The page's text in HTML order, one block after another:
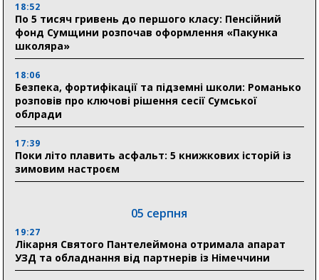
18:52
По 5 тисяч гривень до першого класу: Пенсійний
фонд Сумщини розпочав оформлення «Пакунка
школяра»
18:06
Безпека, фортифікації та підземні школи: Романько
розповів про ключові рішення сесії Сумської
облради
17:39
Поки літо плавить асфальт: 5 книжкових історій із
зимовим настроєм
05 серпня
19:27
Лікарня Святого Пантелеймона отримала апарат
УЗД та обладнання від партнерів із Німеччини